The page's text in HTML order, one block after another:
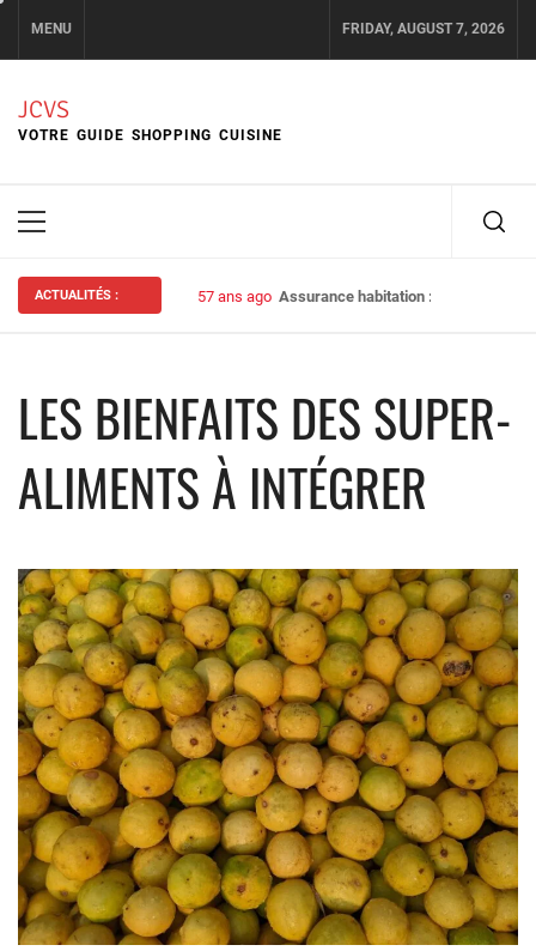
content
MENU FRIDAY, AUGUST 7, 2026
JCVS
VOTRE GUIDE SHOPPING CUISINE
Primary
ACTUALITÉS : 57 ans ago Assurance habitation : bien choisir
LES BIENFAITS DES SUPER-
ALIMENTS À INTÉGRER